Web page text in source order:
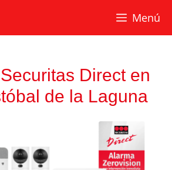
Menú
Direct en
de la Laguna